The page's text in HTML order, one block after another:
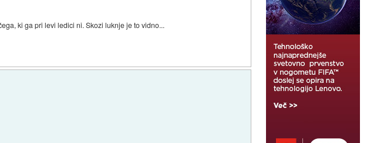
ki ga pri levi ledici ni. Skozi luknje je to vidno...